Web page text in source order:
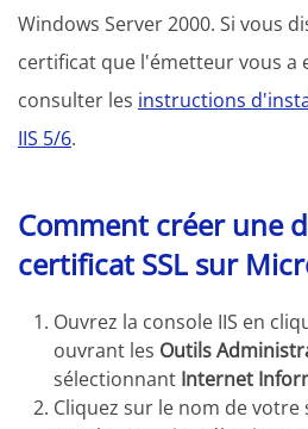
Windows Server 2000. Si vous
certificat que l'émetteur vous a
consulter les instructions
IIS 5/6.
Comment créer une
certificat SSL sur
Ouvrez la console IIS en
ouvrant les Outils
sélectionnant Internet
Cliquez sur le nom de